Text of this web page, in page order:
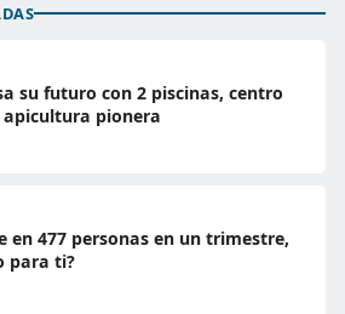
su futuro con 2 piscinas, centro
pionera
en 477 personas en un trimestre,
para ti?